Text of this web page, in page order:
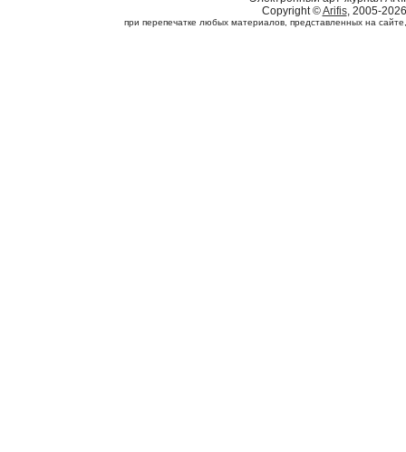
Copyright ©Arifis, 2005-2026
при перепечатке любых материалов, представленных на